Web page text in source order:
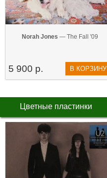
Norah Jones — The Fall '09
5 900 р. В КОРЗИНУ
Цветные пластинки